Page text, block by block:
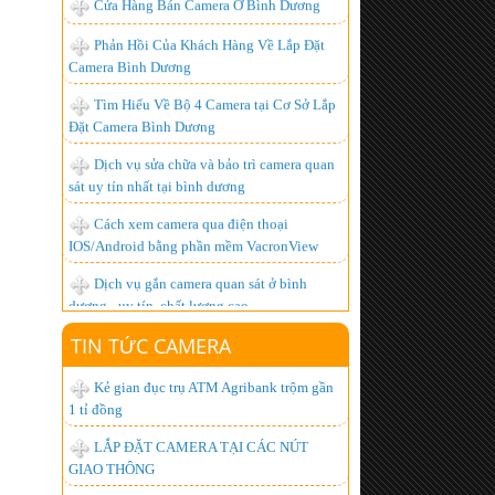
Tìm Hiểu Về Bộ 4 Camera tại Cơ Sở Lắp
Đặt Camera Bình Dương
Dịch vụ sửa chữa và bảo trì camera quan
sát uy tín nhất tại bình dương
Cách xem camera qua điện thoại
IOS/Android bằng phần mềm VacronView
Dịch vụ gắn camera quan sát ở bình
dương - uy tín, chất lượng cao
BỘ ĐÀM GIÁ RẺ, CHUYÊN DỤNG,
CHẤT LƯỢNG NHẤT HIỆN NAY
Lắp đặt camera giá bao nhiêu là hợp lý
nhất ?
Hơn 1.000 khách hàng đã trở thành
người tiêu dùng thông minh, còn bạn thì sao?
Lắp đặt camera quan sát góc rộng xem
được qua mạng từ xa
TIN TỨC CAMERA
Kẻ gian đục trụ ATM Agribank trộm gần
1 tỉ đồng
LẮP ĐẶT CAMERA TẠI CÁC NÚT
GIAO THÔNG